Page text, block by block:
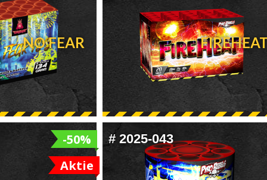
NO FEAR
-50%
Aktie
# 2025-043